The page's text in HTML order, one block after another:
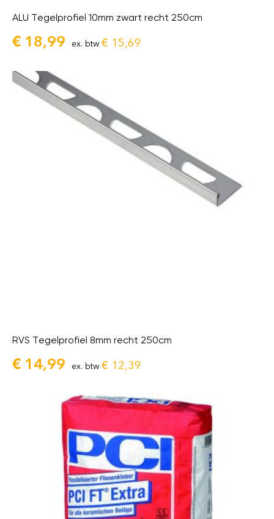
ALU Tegelprofiel 10mm zwart recht 250cm
€ 18,99 ex. btw € 15,69
RVS Tegelprofiel 8mm recht 250cm
€ 14,99 ex. btw € 12,39